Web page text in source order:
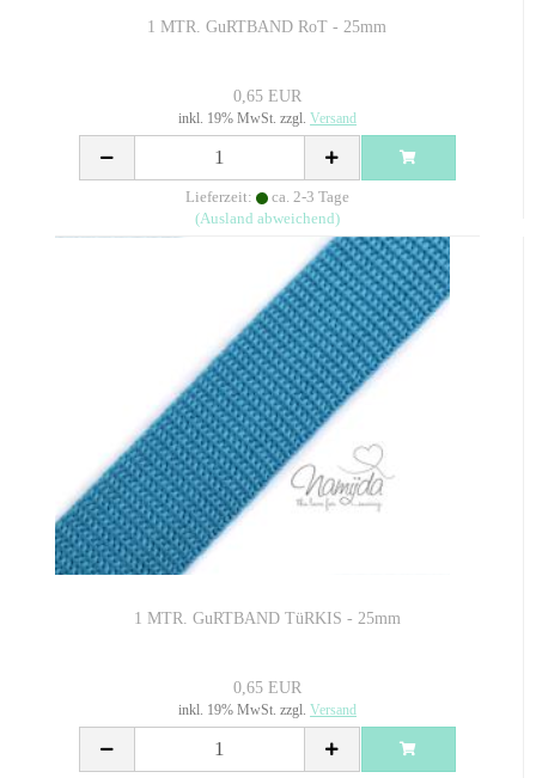
1 MTR. GuRTBAND RoT - 25mm
0,65 EUR
inkl. 19% MwSt. zzgl. Versand
Lieferzeit:
ca. 2-3 Tage
(Ausland abweichend)
1 MTR. GuRTBAND TüRKIS - 25mm
0,65 EUR
inkl. 19% MwSt. zzgl. Versand